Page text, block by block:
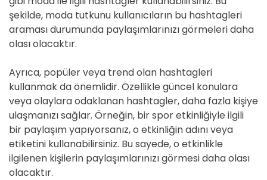
şekilde, moda tutkunu kullanıcıların bu hashtagleri
araması durumunda paylaşımlarınızı görmeleri daha
olası olacaktır.
Ayrıca, popüler veya trend olan hashtagleri
kullanmak da önemlidir. Özellikle güncel konulara
veya olaylara odaklanan hashtagler, daha fazla kişiye
ulaşmanızı sağlar. Örneğin, bir spor etkinliğiyle ilgili
bir paylaşım yapıyorsanız, o etkinliğin adını veya
etiketini kullanabilirsiniz. Bu sayede, o etkinlikle
ilgilenen kişilerin paylaşımlarınızı görmesi daha olası
olacaktır.